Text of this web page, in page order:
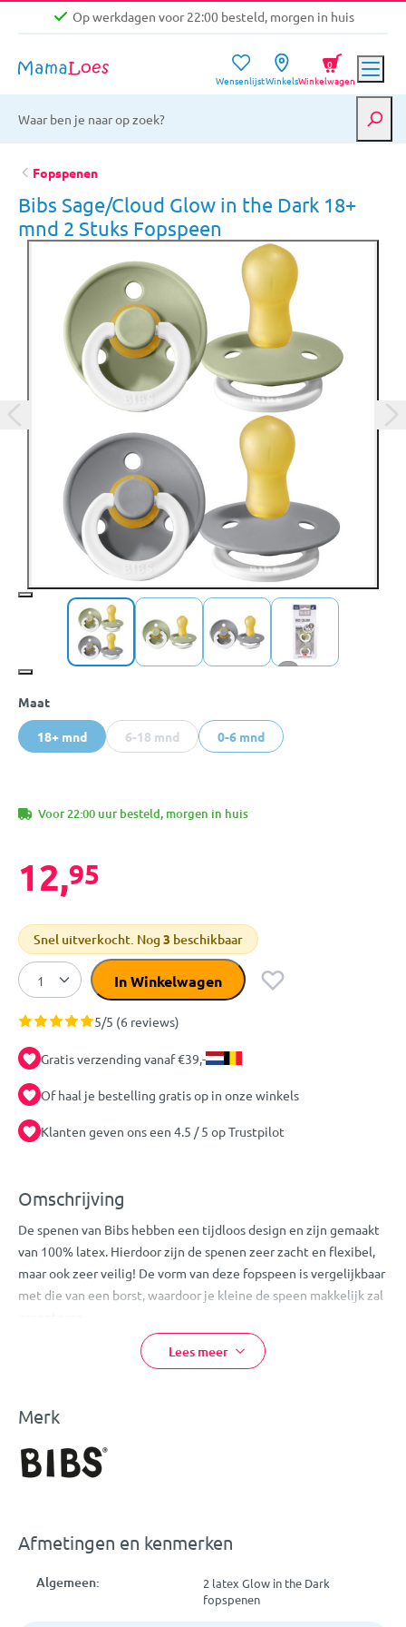
Op werkdagen voor 22:00 besteld, morgen in huis
Gratis verzending vanaf €39,-
Op werkdagen voor 22:00 besteld, morgen in huis
WensenlijstWinkelsWinkelwagen
0
Fopspenen
Bibs Sage/Cloud Glow in the Dark 18+
mnd 2 Stuks Fopspeen
+3
Maat
18+ mnd 6-18 mnd 0-6 mnd
Voor 22:00 uur besteld, morgen in huis
12,95
Snel uitverkocht. Nog3 beschikbaar
In Winkelwagen
5/5 (6 reviews)
Gratis verzending vanaf €39,-
Of haal je bestelling gratis op in onze winkels
Klanten geven ons een 4.5 / 5 op Trustpilot
Omschrijving
De spenen van Bibs hebben een tijdloos design en zijn gemaakt
van 100% latex. Hierdoor zijn de spenen zeer zacht en flexibel,
maar ook zeer veilig! De vorm van deze fopspeen is vergelijkbaar
met die van een borst, waardoor je kleine de speen makkelijk zal
Doordat deze speen niet op de huid rondom de mond van je
kleine ligt, zal hij/zij niet gauw last krijgen van huidirritatie.
het beste resultaat kan je de speen het beste voor een lamp
Let op: bij normaal gebruik dien je de speen iedere 4-6 weken te
Bibs Glow in the Dark Fopspeen
Kleur: Sage/Cloud
Lees meer
Merk
Afmetingen en kenmerken
Algemeen:
2 latex Glow in the Dark
fopspenen